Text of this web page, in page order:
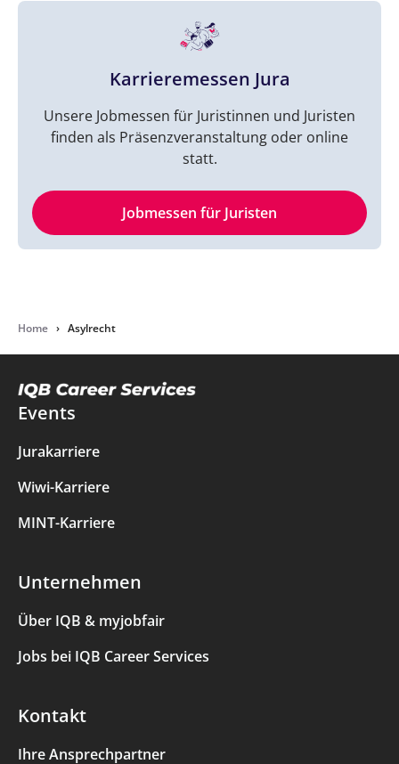
Karrieremessen Jura
Unsere Jobmessen für Juristinnen und Juristen
finden als Präsenzveranstaltung oder online
statt.
Jobmessen für Juristen
Home › Asylrecht
Events
Jurakarriere
Wiwi-Karriere
MINT-Karriere
Unternehmen
Über IQB & myjobfair
Jobs bei IQB Career Services
Kontakt
Ihre Ansprechpartner